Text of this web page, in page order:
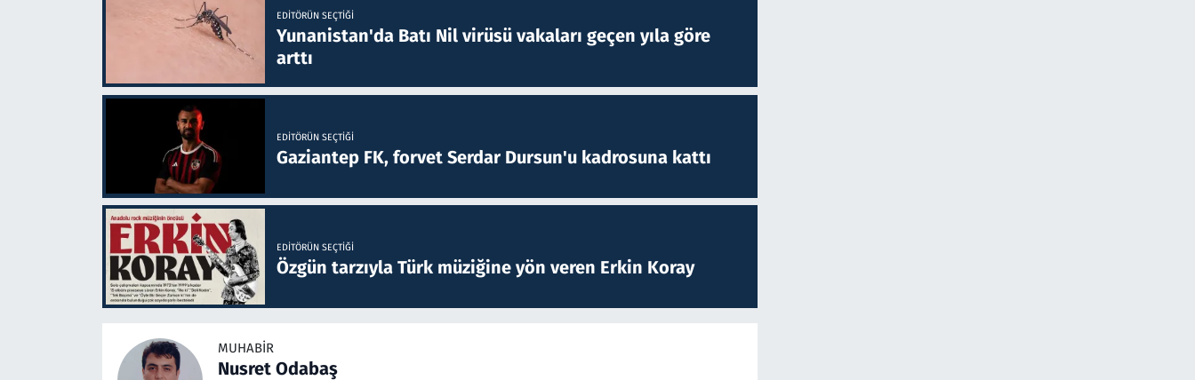
EDITÖRÜN SEÇTIĞI
Yunanistan'da Batı Nil virüsü vakaları geçen yıla göre
arttı
EDITÖRÜN SEÇTIĞI
Gaziantep FK, forvet Serdar Dursun'u kadrosuna kattı
EDITÖRÜN SEÇTIĞI
Özgün tarzıyla Türk müziğine yön veren Erkin Koray
MUHABIR
Nusret Odabaş